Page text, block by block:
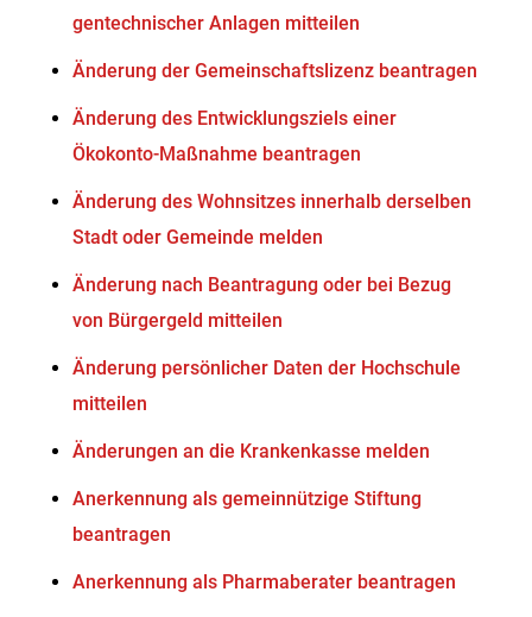
gentechnischer Anlagen mitteilen
Änderung der Gemeinschaftslizenz beantragen
Änderung des Entwicklungsziels einer
Ökokonto-Maßnahme beantragen
Änderung des Wohnsitzes innerhalb derselben
Stadt oder Gemeinde melden
Änderung nach Beantragung oder bei Bezug
von Bürgergeld mitteilen
Änderung persönlicher Daten der Hochschule
mitteilen
Änderungen an die Krankenkasse melden
Anerkennung als gemeinnützige Stiftung
beantragen
Anerkennung als Pharmaberater beantragen